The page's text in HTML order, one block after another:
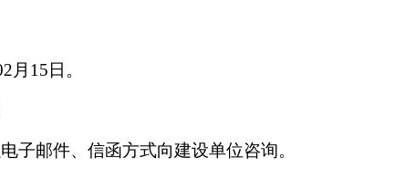
月 15 日。
子邮件、信函方式向建设单位咨询。